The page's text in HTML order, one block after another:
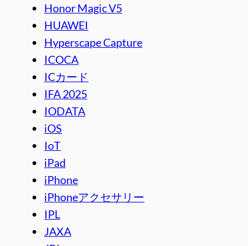
Honor Magic V5
HUAWEI
Hyperscape Capture
ICOCA
ICカード
IFA 2025
IODATA
iOS
IoT
iPad
iPhone
iPhoneアクセサリー
IPL
JAXA